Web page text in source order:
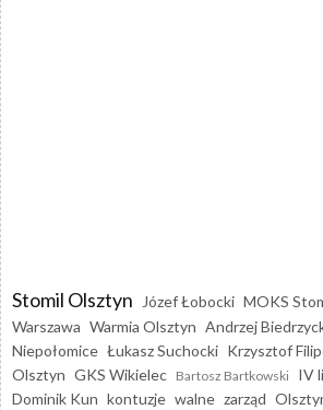
Stomil Olsztyn Józef Łobocki MOKS
Warszawa Warmia Olsztyn Andrzej
Niepołomice Łukasz Suchocki Krzysztof
Olsztyn GKS Wikielec Bartosz Bartkowski IV
Dominik Kun kontuzje walne zarząd